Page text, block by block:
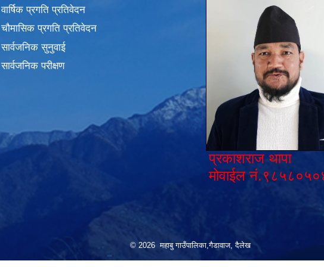
वार्षिक प्रगति प्रतिवेदन
चौमासिक प्रगति प्रतिवेदन
सार्वजनिक सुनुवाई
सार्वजनिक परीक्षण
प्रकाशराज थापा
मोवाईल
© 2026 महाबु गाउँपालिका,गैडावाज, दैलेख